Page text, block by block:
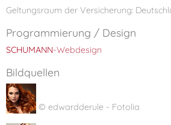
Geltungsraum der Versicherung:
Programmierung / Design
SCHUMANN-Webdesign
Bildquellen
© edwardderule - Fotolia